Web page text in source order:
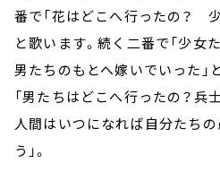
番で「花はどこへ行ったの？
と歌います。続く二番で「少
男たちのもとへ嫁いでいった」
「男たちはどこへ行ったの？兵
人間はいつになれば自分たち
う」。